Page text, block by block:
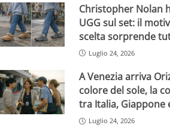
Christopher Nolan
UGG sul set: il
scelta sorprende
Luglio 24, 2026
A Venezia arriva
colore del sole, la
tra Italia, Giappone
Luglio 24, 2026